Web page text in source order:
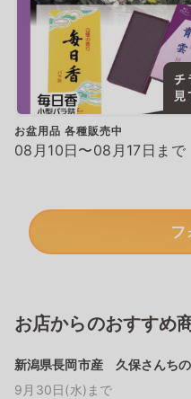
お盆用品 各種販売中
08月10日〜08月17日まで
フ
お店からのおすすめ
新潟県長岡市産 久保さんち
9月30日(水)まで